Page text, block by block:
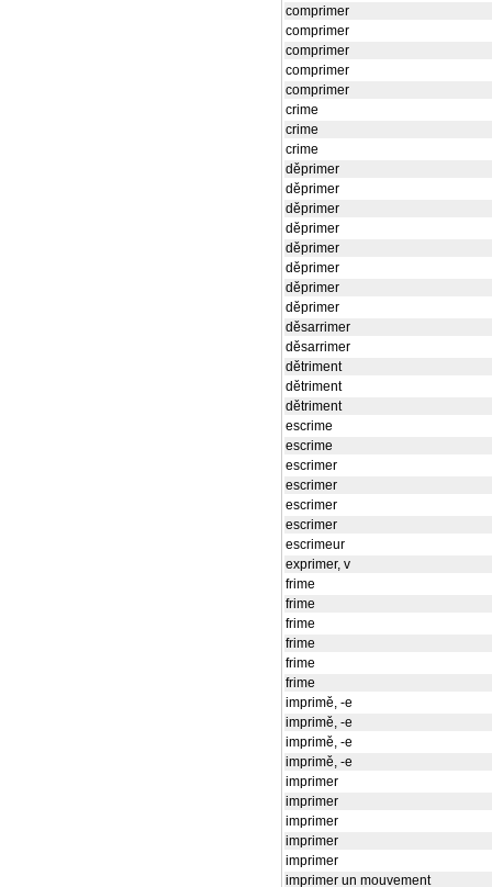
comprimer
comprimer
comprimer
comprimer
comprimer
crime
crime
crime
děprimer
děprimer
děprimer
děprimer
děprimer
děprimer
děprimer
děprimer
děsarrimer
děsarrimer
dětriment
dětriment
dětriment
escrime
escrime
escrimer
escrimer
escrimer
escrimer
escrimeur
exprimer, v
frime
frime
frime
frime
frime
frime
imprimě, -e
imprimě, -e
imprimě, -e
imprimě, -e
imprimer
imprimer
imprimer
imprimer
imprimer
imprimer un mouvement